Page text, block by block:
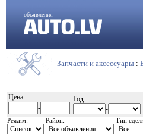
объявления
Запчасти и аксессуары :
Цена:
-
Год:
-
Режим: Район: Тип